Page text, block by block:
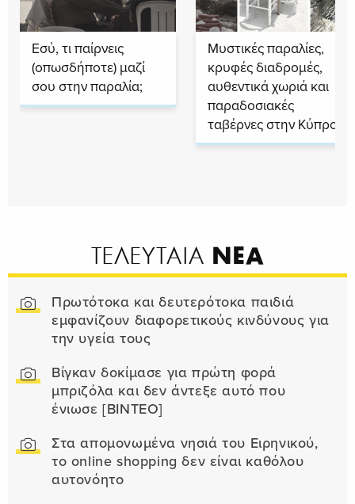
Εσύ, τι παίρνεις
(οπωσδήποτε) μαζί
σου στην παραλία;
Μυστικές παραλίες,
κρυφές διαδρομές,
αυθεντικά χωριά και
παραδοσιακές
ταβέρνες στην Κύπρο
ΤΕΛΕΥΤΑΙΑ ΝΕΑ
Πρωτότοκα και δευτερότοκα παιδιά
εμφανίζουν διαφορετικούς κινδύνους για
την υγεία τους
Βίγκαν δοκίμασε για πρώτη φορά
μπριζόλα και δεν άντεξε αυτό που
ένιωσε [ΒΙΝΤΕΟ]
Στα απομονωμένα νησιά του Ειρηνικού,
το online shopping δεν είναι καθόλου
αυτονόητο